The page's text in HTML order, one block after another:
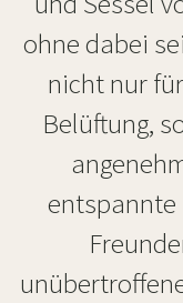
ohne dabei
nicht nur
Belüftung,
entspannte